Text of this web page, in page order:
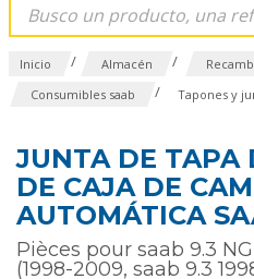
Inicio / Almacén /
Consumibles saab / Tapones y
JUNTA DE TAPA
DE CAJA DE
AUTOMÁTICA
Pièces pour saab 9.3
(1998-2009, saab 9.3